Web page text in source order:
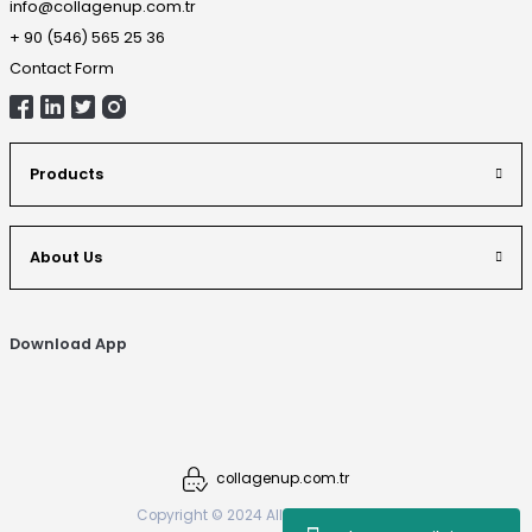
info@collagenup.com.tr
+ 90 (546) 565 25 36
Contact Form
Products
About Us
Download App
collagenup.com.tr
Copyright © 2024 All rights reserved.